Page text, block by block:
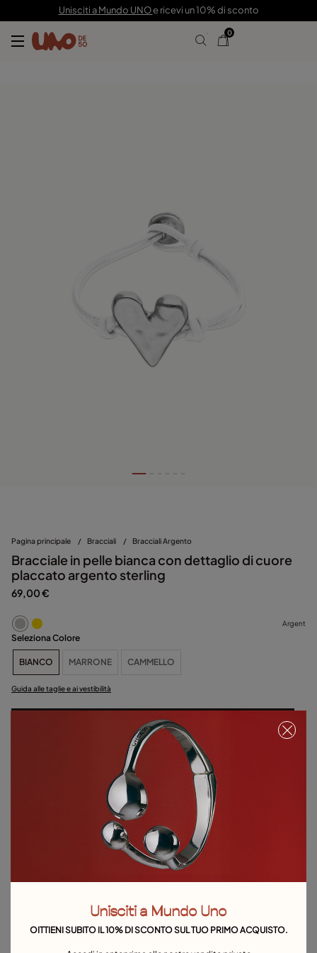
Unisciti a Mundo UNOe ricevi un 10% di sconto
0
Pagina principale / Bracciali / Bracciali Argento
Bracciale in pelle bianca con dettaglio di cuore
placcato argento sterling
69,00 €
Argent
Seleziona Colore
BIANCO MARRONE CAMMELLO
Guida alle taglie e ai vestibilità
Seleziona la taglia
Guida alle taglie e ai vestibilità
Esplora altre categorie Bracciali
Unisciti a Mundo Uno
OITTIENI SUBITO IL 10% DI SCONTO SUL TUO PRIMO ACQUISTO.